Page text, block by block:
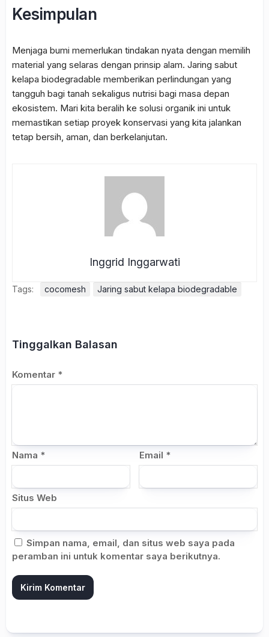
Kesimpulan
Menjaga bumi memerlukan tindakan nyata dengan memilih
material yang selaras dengan prinsip alam. Jaring sabut
kelapa biodegradable memberikan perlindungan yang
tangguh bagi tanah sekaligus nutrisi bagi masa depan
ekosistem. Mari kita beralih ke solusi organik ini untuk
memastikan setiap proyek konservasi yang kita jalankan
tetap bersih, aman, dan berkelanjutan.
Inggrid Inggarwati
Tags: cocomesh Jaring sabut kelapa biodegradable
Tinggalkan Balasan
Komentar *
Nama * Email *
Situs Web
Simpan nama, email, dan situs web saya pada
peramban ini untuk komentar saya berikutnya.